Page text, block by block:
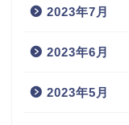
2023年7月
2023年6月
2023年5月